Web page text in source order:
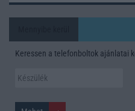
Keressen a telefonboltok ajánlatai